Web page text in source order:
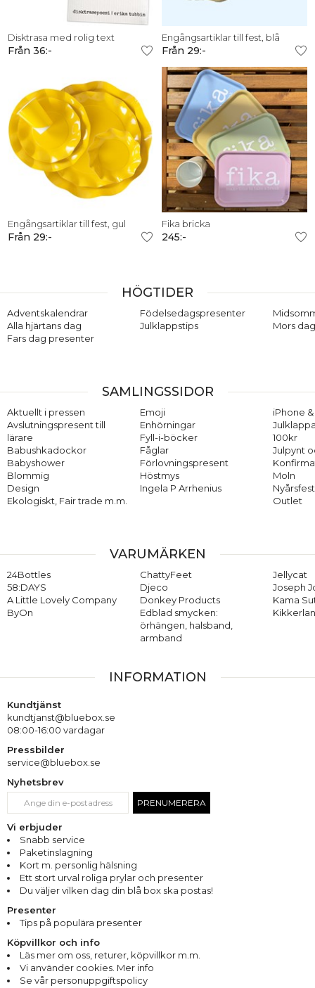
Disktrasa med rolig text
Från 36:-
Engångsartiklar till fest, blå
Från 29:-
Engångsartiklar till fest, gul
Från 29:-
Fika bricka
245:-
HÖGTIDER
Adventskalendrar
Alla hjärtans dag
Fars dag presenter
Födelsedagspresenter
Julklappstips
Mors
SAMLINGSSIDOR
Aktuellt i pressen
Avslutningspresent till
lärare
Babushkadockor
Babyshower
Blommig
Design
Ekologiskt, Fair trade m.m.
Emoji
Enhörningar
Fyll-i-böcker
Fåglar
Förlovningspresent
Höstmys
Ingela P Arrhenius
iPhone
100kr
Julpynt
Moln
Nyårsfest
Outlet
VARUMÄRKEN
24Bottles
58:DAYS
A Little Lovely Company
ByOn
ChattyFeet
Djeco
Donkey Products
Edblad smycken:
örhängen, halsband,
armband
Jellycat
Joseph
Kama
INFORMATION
Kundtjänst
kundtjanst@bluebox.se
08:00-16:00 vardagar
Pressbilder
service@bluebox.se
Nyhetsbrev
PRENUMERERA
Vi erbjuder
Snabb service
Paketinslagning
Kort m. personlig hälsning
Ett stort urval roliga prylar och presenter
Du väljer vilken dag din blå box ska postas!
Presenter
Tips på populära presenter
Köpvillkor och info
Läs mer om oss returer köpvillkor m.m.
Vi använder cookies. Mer info
Se vår personuppgiftspolicy